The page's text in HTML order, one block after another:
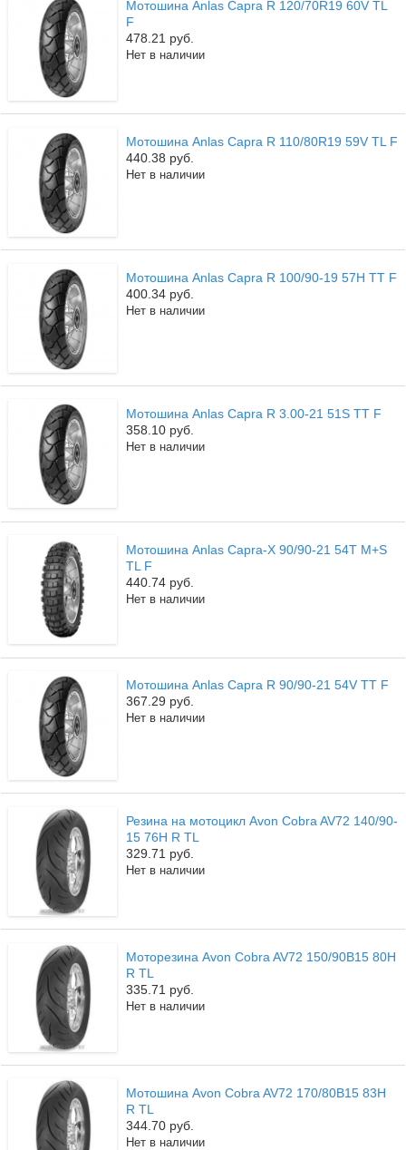
Мотошина Anlas Capra R 120/70R19 60V TL
F
478.21 руб.
Нет в наличии
Мотошина Anlas Capra R 110/80R19 59V TL F
440.38 руб.
Нет в наличии
Мотошина Anlas Capra R 100/90-19 57H TT F
400.34 руб.
Нет в наличии
Мотошина Anlas Capra R 3.00-21 51S TT F
358.10 руб.
Нет в наличии
Мотошина Anlas Capra-X 90/90-21 54T M+S
TL F
440.74 руб.
Нет в наличии
Мотошина Anlas Capra R 90/90-21 54V TT F
367.29 руб.
Нет в наличии
Резина на мотоцикл Avon Cobra AV72 140/90-
15 76H R TL
329.71 руб.
Нет в наличии
Моторезина Avon Cobra AV72 150/90B15 80H
R TL
335.71 руб.
Нет в наличии
Мотошина Avon Cobra AV72 170/80B15 83H
R TL
344.70 руб.
Нет в наличии